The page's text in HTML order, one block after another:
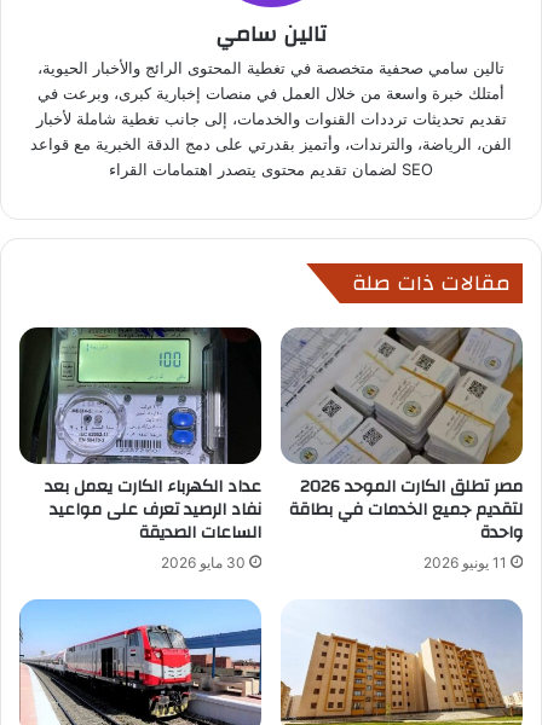
تالين سامي
تالين سامي صحفية متخصصة في تغطية المحتوى الرائج والأخبار الحيوية،
أمتلك خبرة واسعة من خلال العمل في منصات إخبارية كبرى، وبرعت في
تقديم تحديثات ترددات القنوات والخدمات، إلى جانب تغطية شاملة لأخبار
الفن، الرياضة، والترندات، وأتميز بقدرتي على دمج الدقة الخبرية مع قواعد
SEO لضمان تقديم محتوى يتصدر اهتمامات القراء
مقالات ذات صلة
مصر تطلق الكارت الموحد 2026
لتقديم جميع الخدمات في بطاقة
واحدة
11 يونيو 2026
عداد الكهرباء الكارت يعمل بعد
نفاد الرصيد تعرف على مواعيد
الساعات الصديقة
30 مايو 2026